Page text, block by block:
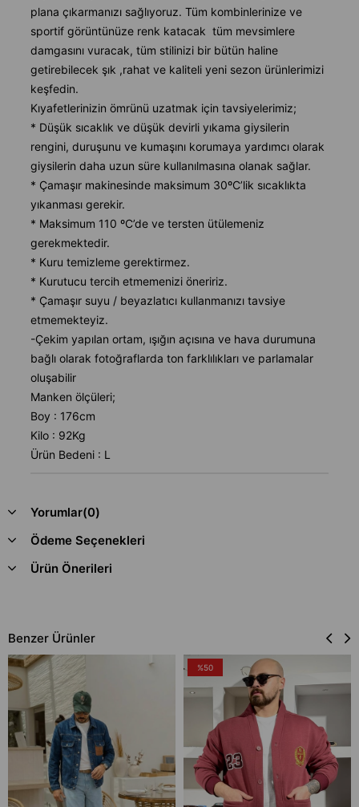
plana çıkarmanızı sağlıyoruz. Tüm kombinlerinize ve
sportif görüntünüze renk katacak tüm mevsimlere
damgasını vuracak, tüm stilinizi bir bütün haline
getirebilecek şık ,rahat ve kaliteli yeni sezon ürünlerimizi
keşfedin.
Kıyafetlerinizin ömrünü uzatmak için tavsiyelerimiz;
* Düşük sıcaklık ve düşük devirli yıkama giysilerin
rengini, duruşunu ve kumaşını korumaya yardımcı olarak
giysilerin daha uzun süre kullanılmasına olanak sağlar.
* Çamaşır makinesinde maksimum 30ºC’lik sıcaklıkta
yıkanması gerekir.
* Maksimum 110 ºC’de ve tersten ütülemeniz
gerekmektedir.
* Kuru temizleme gerektirmez.
* Kurutucu tercih etmemenizi öneririz.
* Çamaşır suyu / beyazlatıcı kullanmanızı tavsiye
etmemekteyiz.
-Çekim yapılan ortam, ışığın açısına ve hava durumuna
bağlı olarak fotoğraflarda ton farklılıkları ve parlamalar
oluşabilir
Manken ölçüleri;
Boy : 176cm
Kilo : 92Kg
Ürün Bedeni : L
Yorumlar(0)
Ödeme Seçenekleri
Ürün Önerileri
Benzer Ürünler
%50